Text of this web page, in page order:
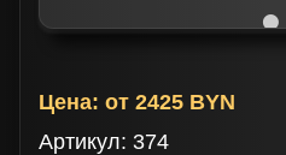
Цена: от 2425 BYN
Артикул: 374